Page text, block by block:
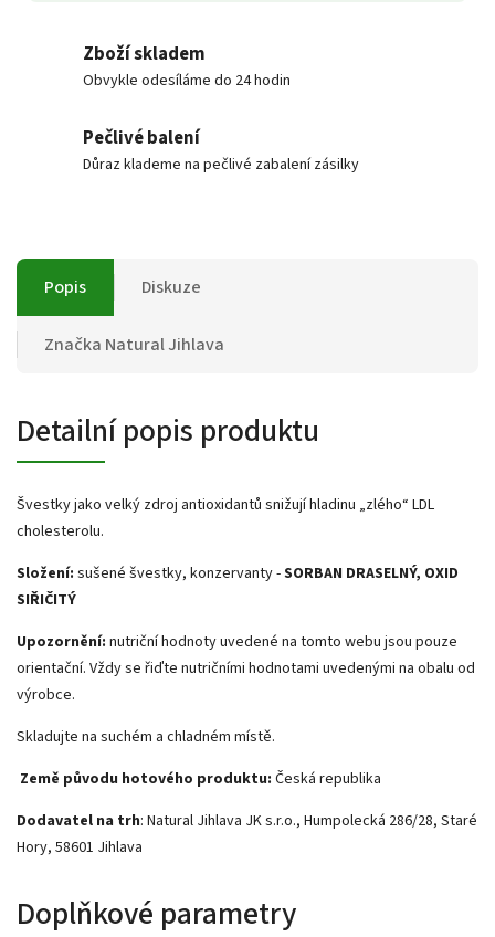
Zboží skladem
Obvykle odesíláme do 24 hodin
Pečlivé balení
Důraz klademe na pečlivé zabalení zásilky
Popis Diskuze
Značka Natural Jihlava
Detailní popis produktu
Švestky jako velký zdroj antioxidantů snižují hladinu „zlého“ LDL
cholesterolu.
Složení: sušené švestky, konzervanty -SORBAN DRASELNÝ, OXID
SIŘIČITÝ
Upozornění: nutriční hodnoty uvedené na tomto webu jsou pouze
orientační. Vždy se řiďte nutričními hodnotami uvedenými na obalu od
výrobce.
Skladujte na suchém a chladném místě.
Země původu hotového produktu: Česká republika
Dodavatel na trh: Natural Jihlava JK s.r.o., Humpolecká 286/28, Staré
Hory, 58601 Jihlava
Doplňkové parametry